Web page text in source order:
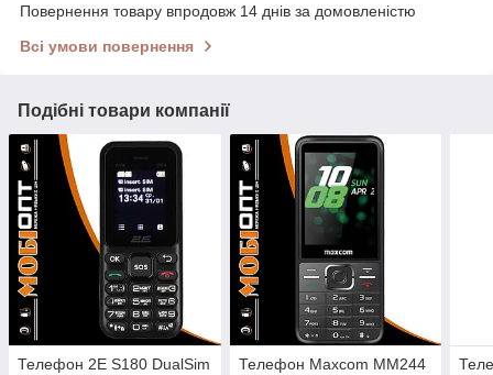
Повернення товару впродовж 14 днів за домовленістю
Всі умови повернення
Подібні товари компанії
Телефон 2E S180 DualSim
Телефон Maxcom MM244